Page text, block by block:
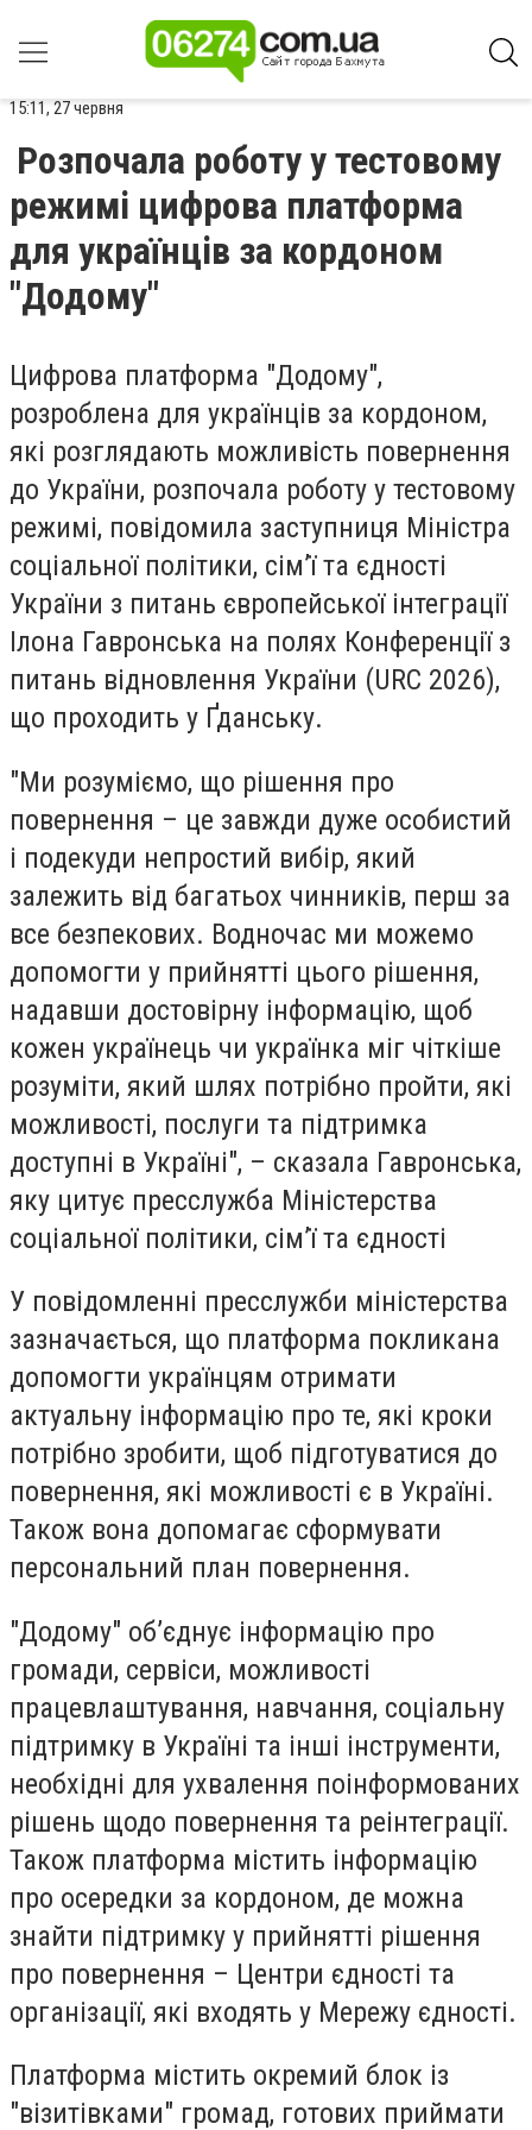
15:11, 27 червня
Розпочала роботу у тестовому
режимі цифрова платформа
для українців за кордоном
"Додому"
Цифрова платформа "Додому",
розроблена для українців за кордоном,
які розглядають можливість повернення
до України, розпочала роботу у тестовому
режимі, повідомила заступниця Міністра
соціальної політики, сім’ї та єдності
України з питань європейської інтеграції
Ілона Гавронська на полях Конференції з
питань відновлення України (URC 2026),
що проходить у Ґданську.
"Ми розуміємо, що рішення про
повернення – це завжди дуже особистий
і подекуди непростий вибір, який
залежить від багатьох чинників, перш за
все безпекових. Водночас ми можемо
допомогти у прийнятті цього рішення,
надавши достовірну інформацію, щоб
кожен українець чи українка міг чіткіше
розуміти, який шлях потрібно пройти, які
можливості, послуги та підтримка
доступні в Україні", – сказала Гавронська,
яку цитує пресслужба Міністерства
соціальної політики, сім’ї та єдності
У повідомленні пресслужби міністерства
зазначається, що платформа покликана
допомогти українцям отримати
актуальну інформацію про те, які кроки
потрібно зробити, щоб підготуватися до
повернення, які можливості є в Україні.
Також вона допомагає сформувати
персональний план повернення.
"Додому" об’єднує інформацію про
громади, сервіси, можливості
працевлаштування, навчання, соціальну
підтримку в Україні та інші інструменти,
необхідні для ухвалення поінформованих
рішень щодо повернення та реінтеграції.
Також платформа містить інформацію
про осередки за кордоном, де можна
знайти підтримку у прийнятті рішення
про повернення – Центри єдності та
організації, які входять у Мережу єдності.
Платформа містить окремий блок із
"візитівками" громад, готових приймати